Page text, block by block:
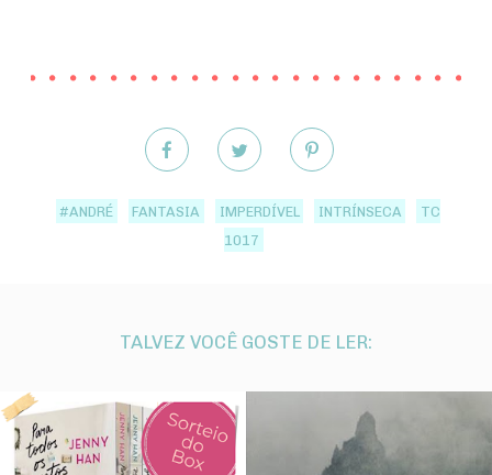
#ANDRÉ FANTASIA IMPERDÍVEL INTRÍNSECA
TC
1017
TALVEZ VOCÊ GOSTE DE LER: